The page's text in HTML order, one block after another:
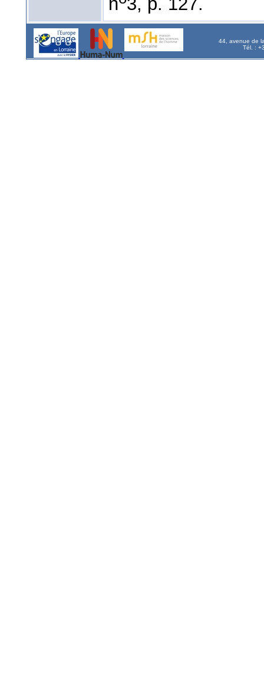
n 3, p. 127.
44, avenue de
Tél. :